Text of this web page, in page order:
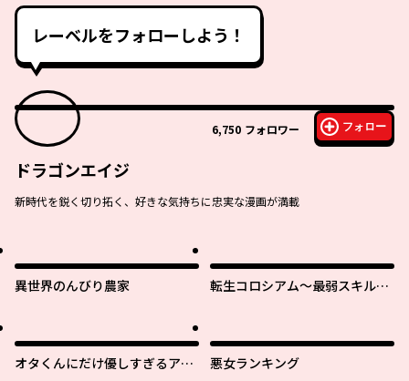
レーベルをフォローしよう！
6,750 フォロワー フォロー
ドラゴンエイジ
新時代を鋭く切り拓く、好きな気持ちに忠実な漫画が満載
異世界のんびり農家
転生コロシアム～最弱スキルで
オタくんにだけ優しすぎるアヤ
悪女ランキング